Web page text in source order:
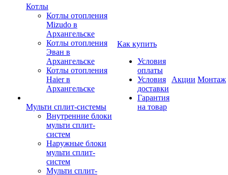
Котлы
Котлы отопления
Mizudo в
Архангельске
Котлы отопления
Эван в
Архангельске
Котлы отопления
Haier в
Архангельске
Мульти сплит-системы
Внутренние блоки
мульти сплит-
систем
Наружные блоки
мульти сплит-
систем
Мульти сплит-
Как купить
Условия
оплаты
Условия
доставки
Гарантия
на товар
Акции Монтаж